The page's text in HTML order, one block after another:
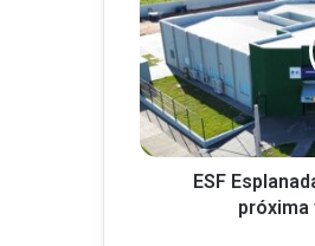
ESF